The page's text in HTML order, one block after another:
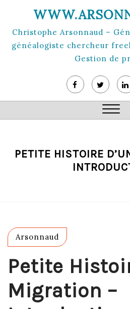
content
Christophe Arsonnaud –
généalogiste chercheur
Gestion de
Close
PETITE HISTOIRE
Arsonnaud
Petite
Migration –